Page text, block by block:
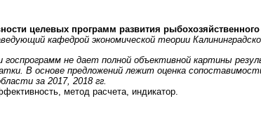
целевых программ развития
кафедрой экономической теории
не дает полной объективной картины
В основе предложений лежит оценка
за 2017, 2018 гг.
метод расчета, индикатор.